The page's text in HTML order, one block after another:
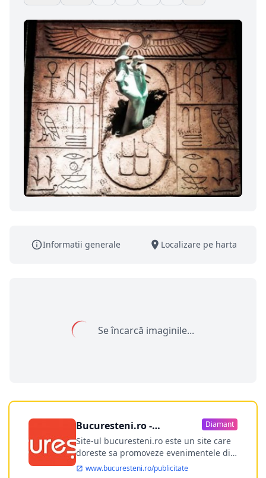
Informatii generale Localizare pe harta
Se încarcă imaginile...
Bucuresteni.ro -
publicitate online
Diamant
Site-ul bucuresteni.ro este un site care
doreste sa promoveze evenimentele din
Bucuresti si nu numai, sa puna la
www.bucuresteni.ro/publicitate